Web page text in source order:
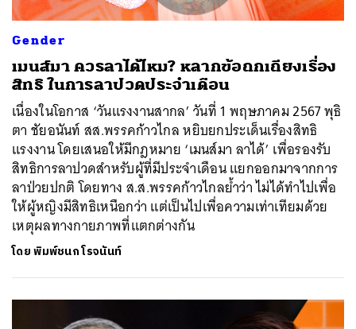
Gender
เมนส์มา ควรลาได้ไหม? หลากข้อถกเถียงเรื่อง
สิทธิ ในการลาปวดประจำเดือน
เนื่องในโอกาส ‘วันแรงงานสากล’ วันที่ 1 พฤษภาคม 2567 พุธิ
ตา ชัยอนันท์ สส.พรรคก้าวไกล หยิบยกประเด็นเรื่องสิทธิ
แรงงาน โดยเสนอให้มีกฎหมาย ‘เมนส์มา ลาได้’ เพื่อรองรับ
สิทธิการลาปวดสำหรับผู้ที่มีประจำเดือน แยกออกมาจากการ
ลาป่วยปกติ โดยทาง ส.ส.พรรคก้าวไกลย้ำว่า ไม่ได้ทำไปเพื่อ
ให้ผู้หญิงมีสิทธิเหนือกว่า แต่เป็นไปเพื่อความเท่าเทียมด้วย
เหตุผลทางกายภาพที่แตกต่างกัน
โดยพิมพ์ชนก โรจนันท์